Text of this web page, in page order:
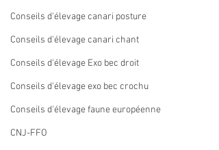
Conseils d'élevage canari posture
Conseils d'élevage canari chant
Conseils d'élevage Exo bec droit
Conseils d'élevage exo bec crochu
Conseils d'élevage faune européenne
CNJ-FFO